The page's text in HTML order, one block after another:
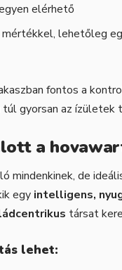
elérhető
mértékkel, lehetőleg
fontos a
túl gyorsan az ízületek
a
mindenkinek, de
egy intelligens,
társat
lehet: